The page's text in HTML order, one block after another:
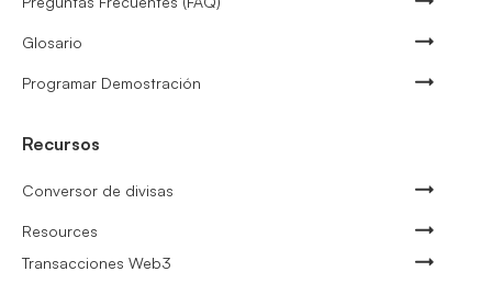
Glosario
Programar Demostración
Recursos
Conversor de divisas
Resources
Transacciones Web3